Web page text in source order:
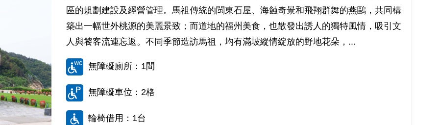
區的規劃建設及經營管理。馬祖傳統的閩東石屋、海蝕奇景和飛翔群舞的燕鷗，共同構
築出一幅世外桃源的美麗景致；而道地的福州美食，也散發出誘人的獨特風情，吸引文
人與饕客流連忘返。不同季節造訪馬祖，均有滿坡縱情綻放的野地花朵，...
無障礙廁所：1間
無障礙車位：2格
輪椅借用：1台